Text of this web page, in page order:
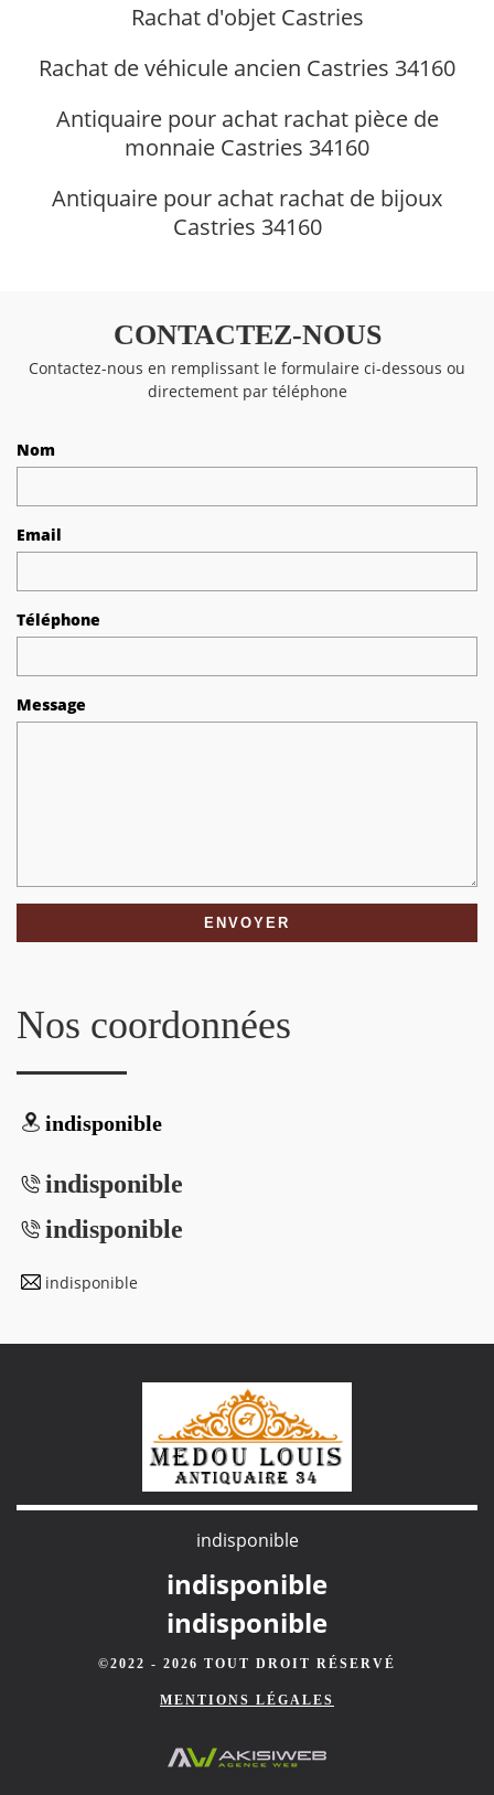
Rachat d'objet Castries
Rachat de véhicule ancien Castries 34160
Antiquaire pour achat rachat pièce de
monnaie Castries 34160
Antiquaire pour achat rachat de bijoux
Castries 34160
CONTACTEZ-NOUS
Contactez-nous en remplissant le formulaire ci-dessous ou
directement par téléphone
Nom
Email
Téléphone
Message
Nos coordonnées
indisponible
indisponible
indisponible
indisponible
indisponible
indisponible
indisponible
©2022 - 2026 TOUT DROIT RÉSERVÉ
MENTIONS LÉGALES